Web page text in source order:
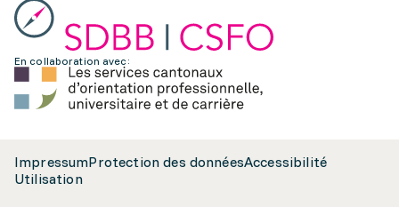
En collaboration avec:
ImpressumProtection des donnéesAccessibilité
Utilisation